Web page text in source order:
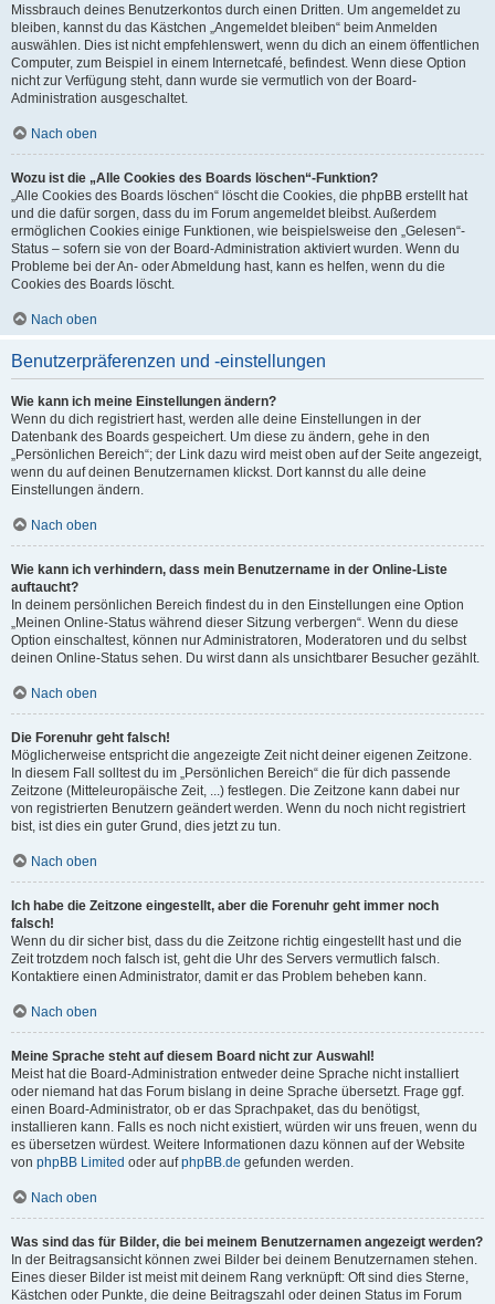
Missbrauch deines Benutzerkontos durch einen Dritten. Um angemeldet zu
bleiben, kannst du das Kästchen „Angemeldet bleiben“ beim Anmelden
auswählen. Dies ist nicht empfehlenswert, wenn du dich an einem öffentlichen
Computer, zum Beispiel in einem Internetcafé, befindest. Wenn diese Option
nicht zur Verfügung steht, dann wurde sie vermutlich von der Board-
Administration ausgeschaltet.
Nach oben
Wozu ist die „Alle Cookies des Boards löschen“-Funktion?
„Alle Cookies des Boards löschen“ löscht die Cookies, die phpBB erstellt hat
und die dafür sorgen, dass du im Forum angemeldet bleibst. Außerdem
ermöglichen Cookies einige Funktionen, wie beispielsweise den „Gelesen“-
Status – sofern sie von der Board-Administration aktiviert wurden. Wenn du
Probleme bei der An- oder Abmeldung hast, kann es helfen, wenn du die
Cookies des Boards löscht.
Nach oben
Benutzerpräferenzen und -einstellungen
Wie kann ich meine Einstellungen ändern?
Wenn du dich registriert hast, werden alle deine Einstellungen in der
Datenbank des Boards gespeichert. Um diese zu ändern, gehe in den
„Persönlichen Bereich“; der Link dazu wird meist oben auf der Seite angezeigt,
wenn du auf deinen Benutzernamen klickst. Dort kannst du alle deine
Einstellungen ändern.
Nach oben
Wie kann ich verhindern, dass mein Benutzername in der Online-Liste
auftaucht?
In deinem persönlichen Bereich findest du in den Einstellungen eine Option
„Meinen Online-Status während dieser Sitzung verbergen“. Wenn du diese
Option einschaltest, können nur Administratoren, Moderatoren und du selbst
deinen Online-Status sehen. Du wirst dann als unsichtbarer Besucher gezählt.
Nach oben
Die Forenuhr geht falsch!
Möglicherweise entspricht die angezeigte Zeit nicht deiner eigenen Zeitzone.
In diesem Fall solltest du im „Persönlichen Bereich“ die für dich passende
Zeitzone (Mitteleuropäische Zeit, ...) festlegen. Die Zeitzone kann dabei nur
von registrierten Benutzern geändert werden. Wenn du noch nicht registriert
bist, ist dies ein guter Grund, dies jetzt zu tun.
Nach oben
Ich habe die Zeitzone eingestellt, aber die Forenuhr geht immer noch
falsch!
Wenn du dir sicher bist, dass du die Zeitzone richtig eingestellt hast und die
Zeit trotzdem noch falsch ist, geht die Uhr des Servers vermutlich falsch.
Kontaktiere einen Administrator, damit er das Problem beheben kann.
Nach oben
Meine Sprache steht auf diesem Board nicht zur Auswahl!
Meist hat die Board-Administration entweder deine Sprache nicht installiert
oder niemand hat das Forum bislang in deine Sprache übersetzt. Frage ggf.
einen Board-Administrator, ob er das Sprachpaket, das du benötigst,
installieren kann. Falls es noch nicht existiert, würden wir uns freuen, wenn du
es übersetzen würdest. Weitere Informationen dazu können auf der Website
von phpBB Limited oder aufphpBB.de gefunden werden.
Nach oben
Was sind das für Bilder, die bei meinem Benutzernamen angezeigt werden?
In der Beitragsansicht können zwei Bilder bei deinem Benutzernamen stehen.
Eines dieser Bilder ist meist mit deinem Rang verknüpft: Oft sind dies Sterne,
Kästchen oder Punkte, die deine Beitragszahl oder deinen Status im Forum